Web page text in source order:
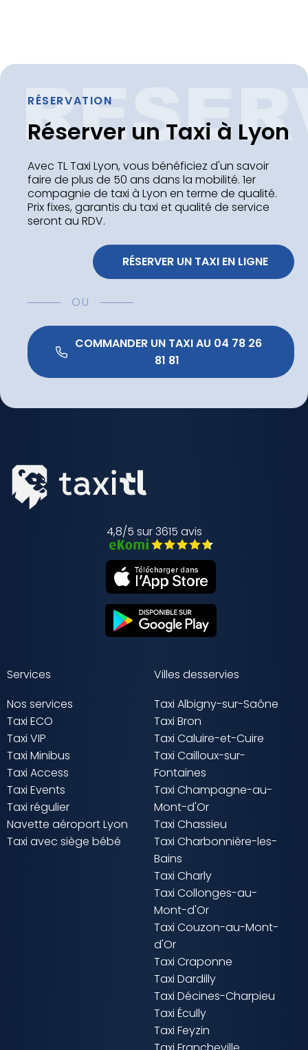
RÉSERVATION
Réserver un Taxi à Lyon
Avec TL Taxi Lyon, vous bénéficiez d'un savoir
faire de plus de 50 ans dans la mobilité. 1er
compagnie de taxi à Lyon en terme de qualité.
Prix fixes, garantis du taxi et qualité de service
seront au RDV.
RÉSERVER UN TAXI EN LIGNE
OU
COMMANDER UN TAXI AU 04 78 26
4,8/5 sur 3615 avis
Services
Nos services
Taxi ECO
Taxi VIP
Taxi Minibus
Taxi Access
Taxi Events
Taxi régulier
Navette aéroport Lyon
Taxi avec siège bébé
Villes desservies
Taxi Albigny-sur-Saône
Taxi Bron
Taxi Caluire-et-Cuire
Taxi Cailloux-sur-
Fontaines
Taxi Champagne-au-
Mont-d'Or
Taxi Chassieu
Taxi Charbonnière-les-
Bains
Taxi Charly
Taxi Collonges-au-
Mont-d'Or
Taxi Couzon-au-Mont-
d'Or
Taxi Craponne
Taxi Dardilly
Taxi Décines-Charpieu
Taxi Écully
Taxi Feyzin